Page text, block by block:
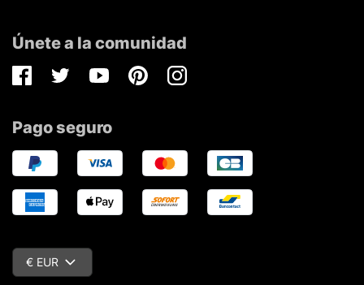
Únete a la comunidad
FacebookTwitterYoutubePinterestInstagram
Pago seguro
€ EUR